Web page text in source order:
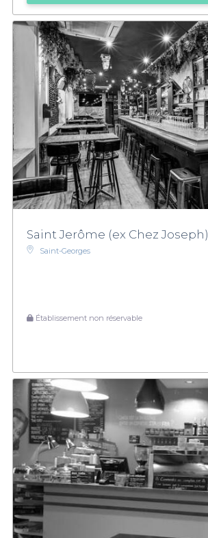
Saint Jerôme (ex Chez Joseph)
Saint-Georges
Établissement non réservable